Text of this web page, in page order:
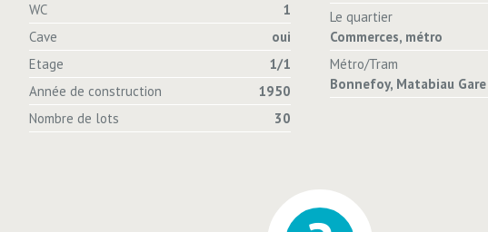
WC
1
Cave
oui
Etage
1/1
Année de construction
1950
Nombre de lots
30
Le quartier
Commerces, métro
Métro/Tram
Bonnefoy, Matabiau Gare